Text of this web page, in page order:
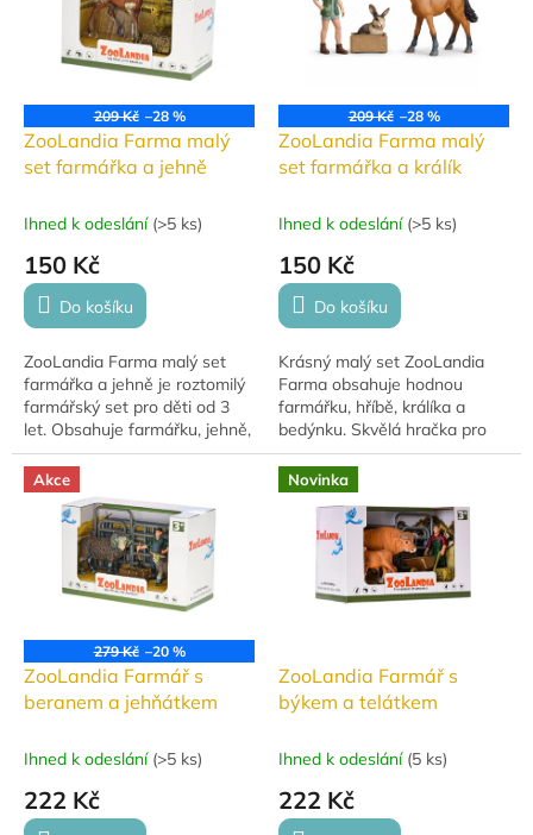
209 Kč –28 %
ZooLandia Farma malý
set farmářka a jehně
Ihned k odeslání (>5 ks)
150 Kč
Do košíku
ZooLandia Farma malý set
farmářka a jehně je roztomilý
farmářský set pro děti od 3
let. Obsahuje farmářku, jehně,
hříbátko a stoh sena, vše
uložené v praktické krabičce.
209 Kč –28 %
ZooLandia Farma malý
set farmářka a králík
Ihned k odeslání (>5 ks)
150 Kč
Do košíku
Krásný malý set ZooLandia
Farma obsahuje hodnou
farmářku, hříbě, králíka a
bedýnku. Skvělá hračka pro
hraní, sbírání a rozvoj fantazie.
Akce
279 Kč –20 %
ZooLandia Farmář s
beranem a jehňátkem
Ihned k odeslání (>5 ks)
222 Kč
Novinka
ZooLandia Farmář s
býkem a telátkem
Ihned k odeslání (5 ks)
222 Kč